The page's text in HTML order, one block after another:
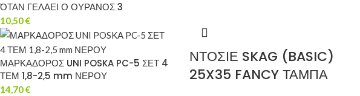
ΌΤΑΝ ΓΕΛΑΕΙ Ο ΟΥΡΑΝΟΣ 3
10,50€
ΜΑΡΚΑΔΟΡΟΣ UNI POSKA PC-5 ΣΕΤ 4
ΤΕΜ 1,8-2,5 mm ΝΕΡΟΥ
14,70€
ΝΤΟΣΙΕ SKAG (BASIC)
25X35 FANCY ΤΑΜΠΑ